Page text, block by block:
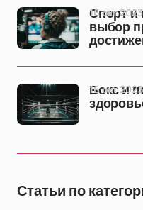
Спорт и
выбор
16 окт 2023
Бокс и
16 окт 2023
Статьи по